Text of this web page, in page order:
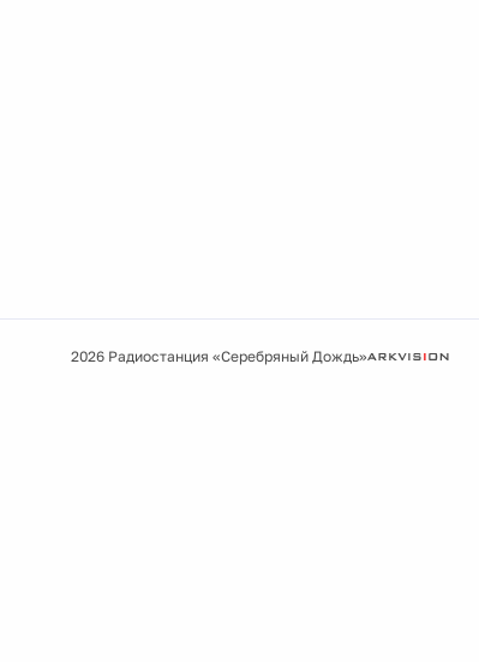
2026 Радиостанция «Серебряный Дождь»